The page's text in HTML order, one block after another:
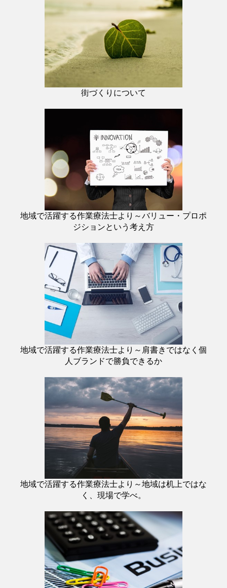
街づくりについて
地域で活躍する作業療法士より～バリュー・プロポ
ジションという考え方
地域で活躍する作業療法士より～肩書きではなく個
人ブランドで勝負できるか
地域で活躍する作業療法士より～地域は机上ではな
く、現場で学べ。